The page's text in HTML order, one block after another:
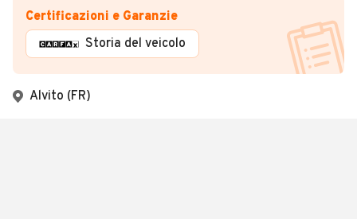
Certificazioni e Garanzie
Storia del veicolo
Alvito (FR)